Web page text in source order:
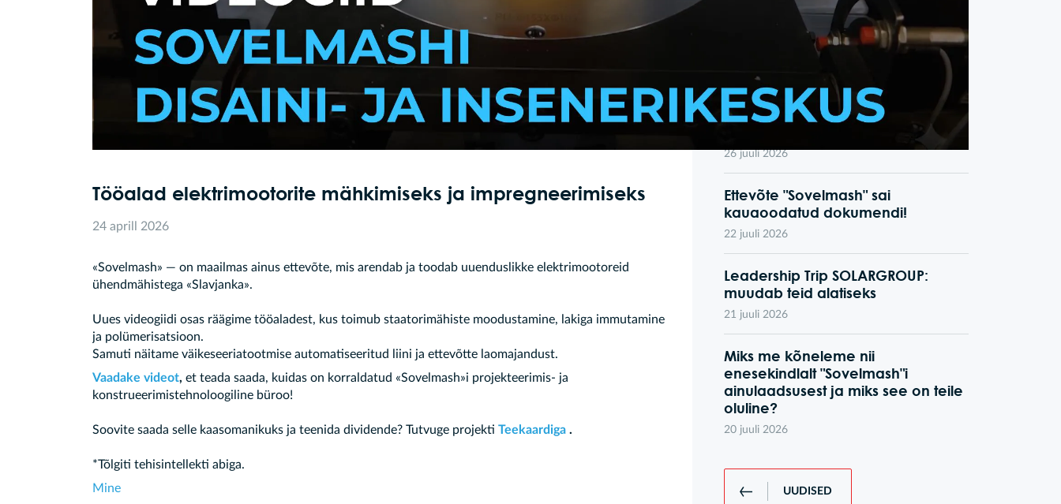
Tööalad elektrimootorite mähkimiseks ja impregneerimiseks
24 aprill 2026
«Sovelmash» — on maailmas ainus ettevõte, mis arendab ja toodab uuenduslikke elektrimootoreid
ühendmähistega «Slavjanka».
Uues videogiidi osas räägime tööaladest, kus toimub staatorimähiste moodustamine, lakiga immutamine
ja polümerisatsioon.
Samuti näitame väikeseeriatootmise automatiseeritud liini ja ettevõtte laomajandust.
Vaadake videot, et teada saada, kuidas on korraldatud «Sovelmash»i projekteerimis- ja
konstrueerimistehnoloogiline büroo!
Soovite saada selle kaasomanikuks ja teenida dividende? Tutvuge projekti Teekaardiga .
*Tõlgiti tehisintellekti abiga.
Mine
Olulisemad uudised ja vastused
küsimustele Dmitri Duyunovilt
Nädala kokkuvõte projektis
26 juuli 2026
Ettevõte "Sovelmash" sai
kauaoodatud dokumendi!
22 juuli 2026
Leadership Trip SOLARGROUP:
muudab teid alatiseks
21 juuli 2026
Miks me kõneleme nii
enesekindlalt "Sovelmash"i
ainulaadsusest ja miks see on teile
oluline?
20 juuli 2026
UUDISED